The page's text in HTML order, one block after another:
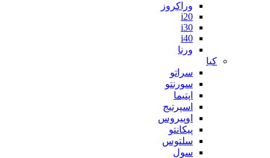
وراکروز
i20
i30
i40
ورنا
کیا
سراتو
سورنتو
اپتیما
اسپرتیج
اوپیروس
پیکانتو
سلتوس
سول